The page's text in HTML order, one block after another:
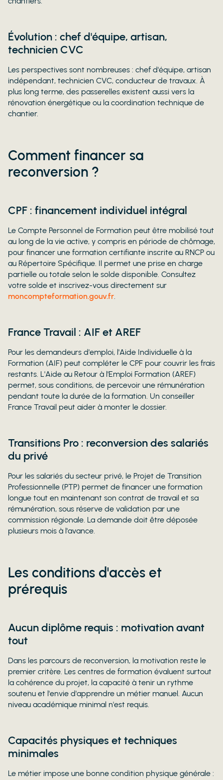
Évolution : chef d'équipe, artisan,
technicien CVC
Les perspectives sont nombreuses : chef d'équipe, artisan
indépendant, technicien CVC, conducteur de travaux. À
plus long terme, des passerelles existent aussi vers la
rénovation énergétique ou la coordination technique de
chantier.
Comment financer sa
reconversion ?
CPF : financement individuel intégral
Le Compte Personnel de Formation peut être mobilisé tout
au long de la vie active, y compris en période de chômage,
pour financer une formation certifiante inscrite au RNCP ou
au Répertoire Spécifique. Il permet une prise en charge
partielle ou totale selon le solde disponible. Consultez
votre solde et inscrivez-vous directement sur
moncompteformation.gouv.fr.
France Travail : AIF et AREF
Pour les demandeurs d'emploi, l'Aide Individuelle à la
Formation (AIF) peut compléter le CPF pour couvrir les frais
restants. L'Aide au Retour à l'Emploi Formation (AREF)
permet, sous conditions, de percevoir une rémunération
pendant toute la durée de la formation. Un conseiller
France Travail peut aider à monter le dossier.
Transitions Pro : reconversion des salariés
du privé
Pour les salariés du secteur privé, le Projet de Transition
Professionnelle (PTP) permet de financer une formation
longue tout en maintenant son contrat de travail et sa
rémunération, sous réserve de validation par une
commission régionale. La demande doit être déposée
plusieurs mois à l'avance.
Les conditions d'accès et
prérequis
Aucun diplôme requis : motivation avant
tout
Dans les parcours de reconversion, la motivation reste le
premier critère. Les centres de formation évaluent surtout
la cohérence du projet, la capacité à tenir un rythme
soutenu et l'envie d'apprendre un métier manuel. Aucun
niveau académique minimal n'est requis.
Capacités physiques et techniques
minimales
Le métier impose une bonne condition physique générale :